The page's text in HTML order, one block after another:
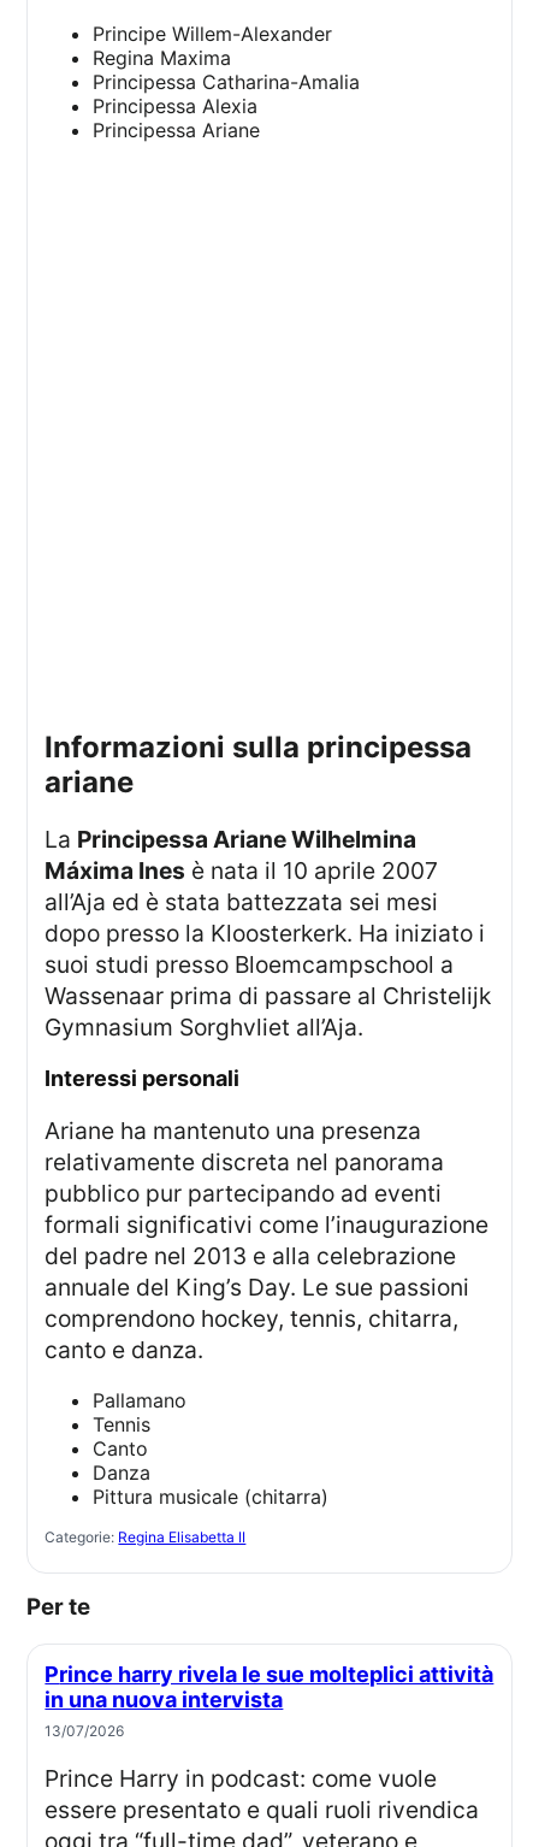
Principe Willem-Alexander
Regina Maxima
Principessa Catharina-Amalia
Principessa Alexia
Principessa Ariane
informazioni sulla principessa
ariane
La Principessa Ariane Wilhelmina
Máxima Ines è nata il 10 aprile 2007
all’Aja ed è stata battezzata sei mesi
dopo presso la Kloosterkerk. Ha iniziato i
suoi studi presso Bloemcampschool a
Wassenaar prima di passare al Christelijk
Gymnasium Sorghvliet all’Aja.
interessi personali
Ariane ha mantenuto una presenza
relativamente discreta nel panorama
pubblico pur partecipando ad eventi
formali significativi come l’inaugurazione
del padre nel 2013 e alla celebrazione
annuale del King’s Day. Le sue passioni
comprendono hockey, tennis, chitarra,
canto e danza.
Pallamano
Tennis
Canto
Danza
Pittura musicale (chitarra)
Categorie: Regina Elisabetta II
Per te
Prince harry rivela le sue molteplici attività
in una nuova intervista
13/07/2026
Prince Harry in podcast: come vuole
essere presentato e quali ruoli rivendica
oggi tra “full-time dad”, veterano e